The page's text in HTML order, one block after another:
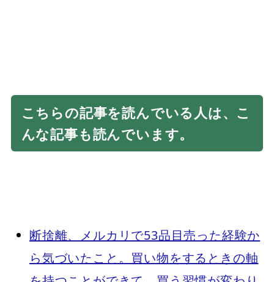
こちらの記事を読んでいる人は、こ
んな記事も読んでいます。
断捨離、メルカリで53品目売った経験か
ら気づいたこと。買い物をするときの軸